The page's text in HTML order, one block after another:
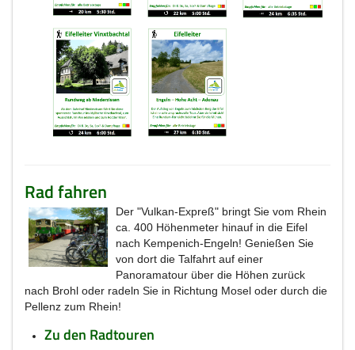
Rad fahren
Der "Vulkan-Expreß" bringt Sie vom Rhein
ca. 400 Höhenmeter hinauf in die Eifel
nach Kempenich-Engeln! Genießen Sie
von dort die Talfahrt auf einer
Panoramatour über die Höhen zurück
nach Brohl oder radeln Sie in Richtung Mosel oder durch die
Pellenz zum Rhein!
Zu den Radtouren